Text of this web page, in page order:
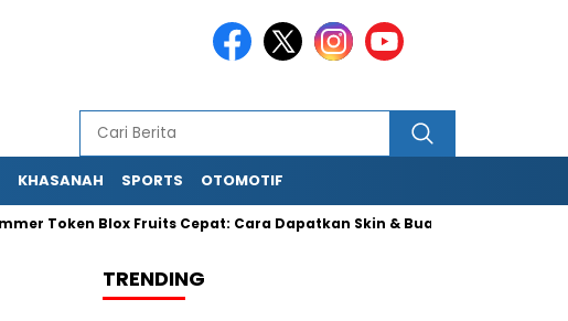
KHASANAH SPORTS OTOMOTIF
Blox Fruits Cepat: Cara Dapatkan Skin & Buah Langka
TRENDING